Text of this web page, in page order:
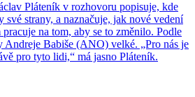
Pláteník v rozhovoru popisuje, kde
strany, a naznačuje, jak nové vedení
na tom, aby se to změnilo. Podle
Andreje Babiše (ANO) velké. „Pro nás je
pro tyto lidi,“ má jasno Pláteník.